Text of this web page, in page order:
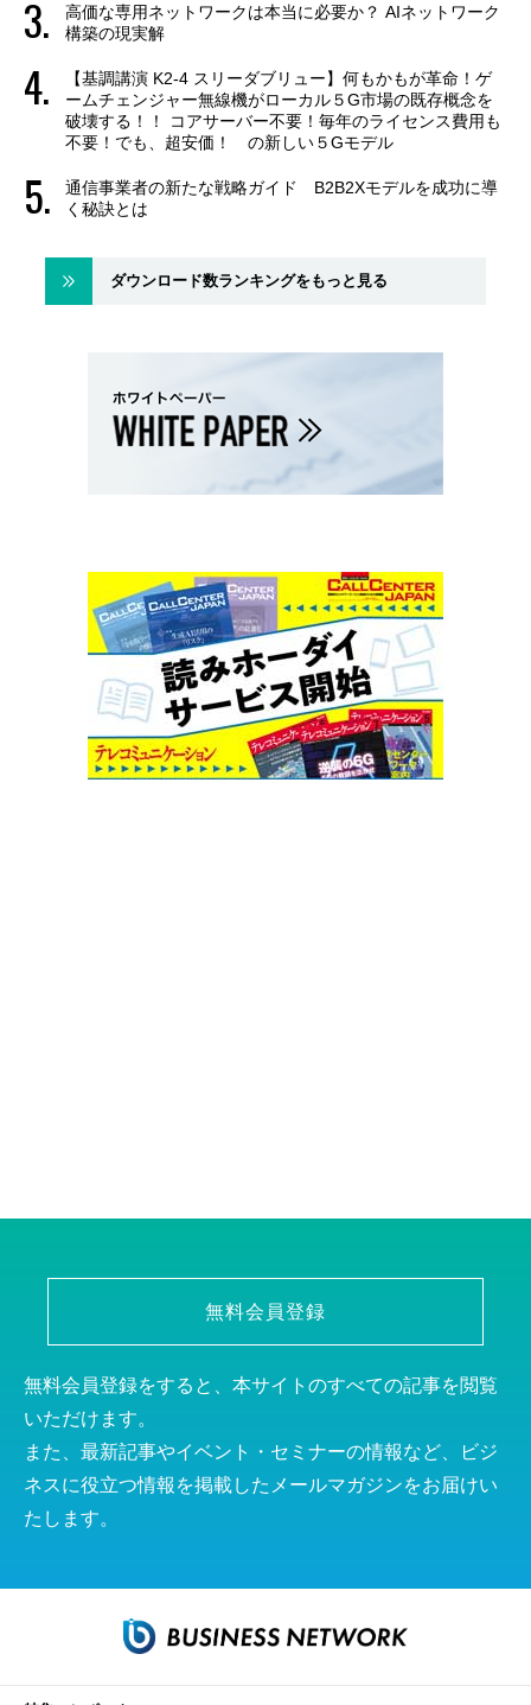
高価な専用ネットワークは本当に必要か？ AIネットワーク
構築の現実解
【基調講演 K2-4 スリーダブリュー】何もかもが革命！ゲ
ームチェンジャー無線機がローカル５G市場の既存概念を
破壊する！！ コアサーバー不要！毎年のライセンス費用も
不要！でも、超安価！ の新しい５Gモデル
通信事業者の新たな戦略ガイド B2B2Xモデルを成功に導
く秘訣とは
ダウンロード数ランキングをもっと見る
無料会員登録
無料会員登録をすると、本サイトのすべての記事を閲覧
いただけます。
また、最新記事やイベント・セミナーの情報など、ビジ
ネスに役立つ情報を掲載したメールマガジンをお届けい
たします。